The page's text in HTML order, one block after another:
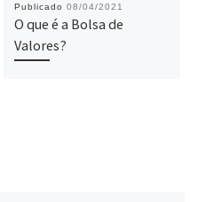
Publicado 08/04/2021
O que é a Bolsa de
Valores?